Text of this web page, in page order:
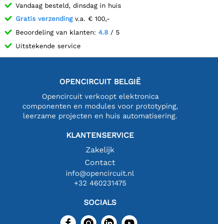
Vandaag besteld, dinsdag in huis
Gratis verzendingv.a. € 100,-
Beoordeling van klanten: 4.8 / 5
Uitstekende service
OPENCIRCUIT BELGIË
Opencircuit verkoopt elektronica
componenten en modules voor prototyping,
leerzame projecten en huis automatisering.
KLANTENSERVICE
Zakelijk
Contact
info@opencircuit.nl
+32 460231475
SOCIALS